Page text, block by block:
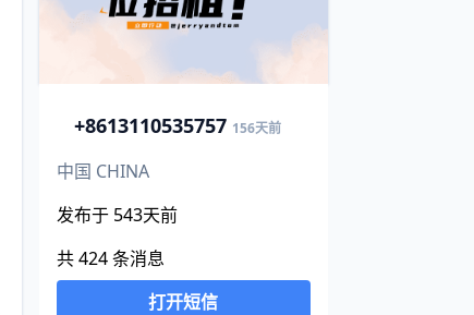
+8613110535757 156天前
中国 CHINA
发布于 543天前
共 424 条消息
打开短信